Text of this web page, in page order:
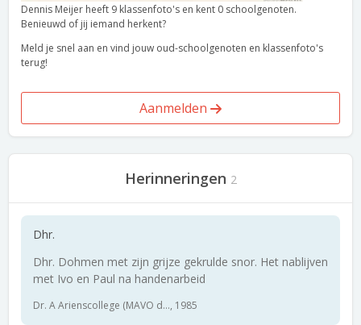
Dennis Meijer heeft 9 klassenfoto's en kent 0 schoolgenoten.
Benieuwd of jij iemand herkent?
Meld je snel aan en vind jouw oud-schoolgenoten en klassenfoto's
terug!
Aanmelden
Herinneringen 2
Dhr.
Dhr. Dohmen met zijn grijze gekrulde snor. Het nablijven
met Ivo en Paul na handenarbeid
Dr. A Arienscollege (MAVO d..., 1985